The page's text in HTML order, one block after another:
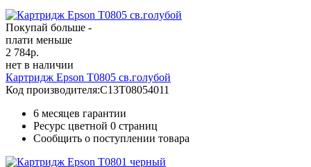
Покупай больше -
плати меньше
2 784р.
нет в наличии
Картридж Epson T0805 св.голубой
Код производителя:C13T08054011
6 месяцев гарантии
Ресурс цветной 0 страниц
Сообщить о поступлении товара